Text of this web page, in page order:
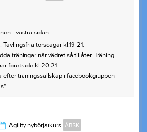
- västra sidan
Tävlingsfria torsdagar kl.19-21.
träningar när vädret så tillåter. Träning
företräde kl.20-21.
efter träningssällskap i facebookgruppen
Agility nybörjarkurs ÅBSK